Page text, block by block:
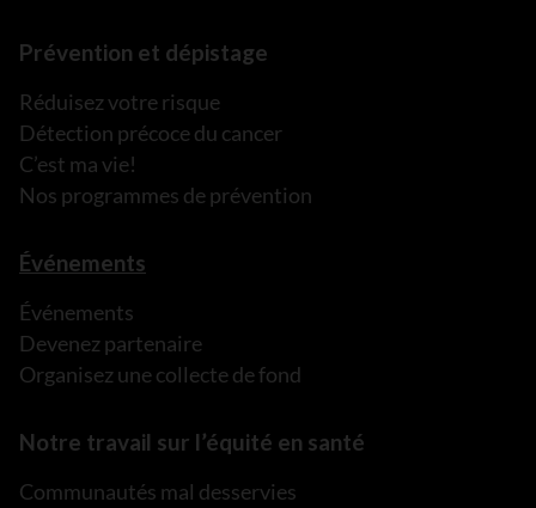
Prévention et dépistage
Réduisez votre risque
Détection précoce du cancer
C’est ma vie!
Nos programmes de prévention
Événements
Événements
Devenez partenaire
Organisez une collecte de fond
Notre travail sur l’équité en santé
Communautés mal desservies